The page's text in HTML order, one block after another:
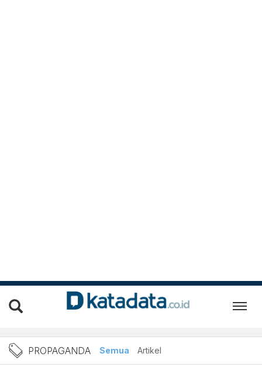
Berita Propaganda
PROPAGANDA Semua Artikel